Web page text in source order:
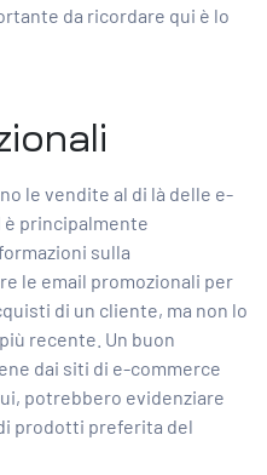
da ricordare qui è lo
le vendite al di là delle e-
è principalmente
sulla
le email promozionali per
di un cliente, ma non lo
recente. Un buon
dai siti di e-commerce
potrebbero evidenziare
prodotti preferita del